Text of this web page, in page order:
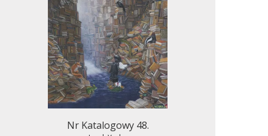
Nr Katalogowy 48.